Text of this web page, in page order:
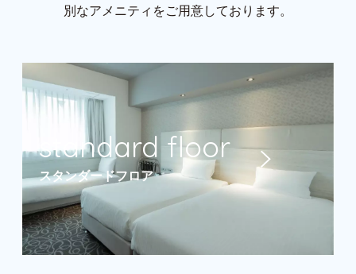
別なアメニティをご用意しております。
スタンダードフロア